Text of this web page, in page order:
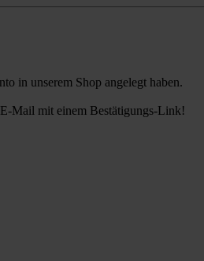
in unserem Shop angelegt haben.
Mail mit einem Bestätigungs-Link!